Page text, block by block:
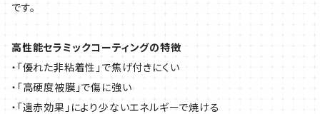
です。
高性能セラミックコーティングの特徴
・「優れた非粘着性」で焦げ付きにくい
・「高硬度被膜」で傷に強い
・「遠赤効果」により少ないエネルギーで焼ける